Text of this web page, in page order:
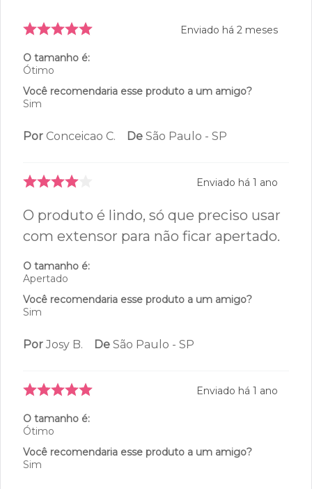
Enviado há 2 meses
O tamanho é:
Ótimo
Você recomendaria esse produto a um amigo?
Sim
Por Conceicao C. De São Paulo - SP
Enviado há 1 ano
O produto é lindo, só que preciso usar
com extensor para não ficar apertado.
O tamanho é:
Apertado
Você recomendaria esse produto a um amigo?
Sim
Por Josy B. De São Paulo - SP
Enviado há 1 ano
O tamanho é:
Ótimo
Você recomendaria esse produto a um amigo?
Sim